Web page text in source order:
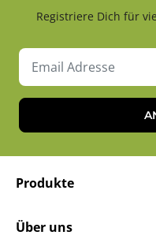
Registriere Dich für
Produkte
Über uns